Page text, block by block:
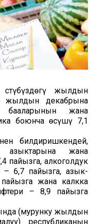
жылдын
жылдын декабрына
бааларынын жана
боюнча өсүшү 7,1
билдиришкендей,
жана
пайызга, алкоголдук
– 6,7 пайызга, азык-
жана калкка
– 8,9 пайызга
(мурунку жылдын
республиканын